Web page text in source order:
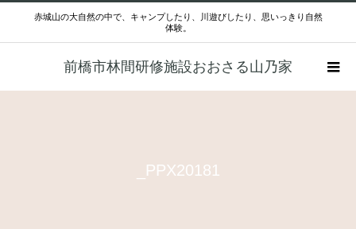
赤城山の大自然の中で、キャンプしたり、川遊びしたり、思いっきり自然
体験。
前橋市林間研修施設おおさる山乃家
_PPX20181